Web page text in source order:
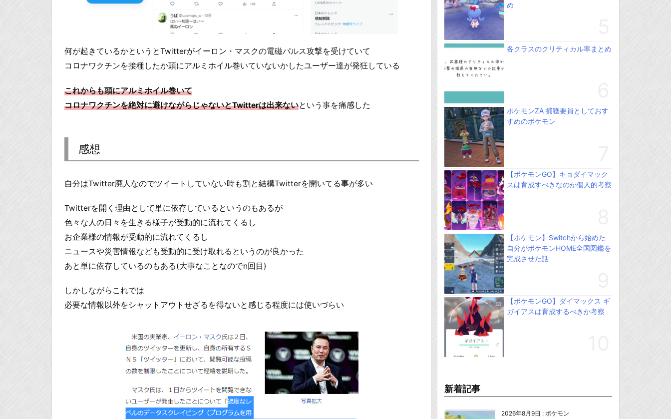
何が起きているかというとTwitterがイーロン・マスクの電磁パルス攻撃を受けていて
コロナワクチンを接種したか頭にアルミホイル巻いていないかしたユーザー達が発狂している
これからも頭にアルミホイル巻いて
コロナワクチンを絶対に避けながらじゃないとTwitterは出来ないという事を痛感した
感想
自分はTwitter廃人なのでツイートしていない時も割と結構Twitterを開いてる事が多い
Twitterを開く理由として単に依存しているというのもあるが
色々な人の日々を生きる様子が受動的に流れてくるし
お企業様の情報が受動的に流れてくるし
ニュースや災害情報なども受動的に受け取れるというのが良かった
あと単に依存しているのもある(大事なことなのでn回目)
しかしながらこれでは
必要な情報以外をシャットアウトせざるを得ないと感じる程度には使いづらい
め
各クラスのクリティカル率まとめ
ポケモンZA 捕獲要員としておす
すめのポケモン
【ポケモンGO】キョダイマック
スは育成すべきなのか個人的考察
【ポケモン】Switchから始めた
自分がポケモンHOME全国図鑑を
完成させた話
【ポケモンGO】ダイマックス ギ
ガイアスは育成するべきか考察
新着記事
2026年8月9日 : ポケモン